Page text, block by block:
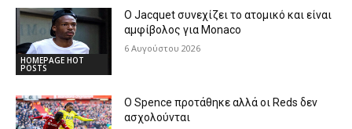
HOMEPAGE HOT
POSTS
Ο Jacquet συνεχίζει το ατομικό και είναι
αμφίβολος για Monaco
6 Αυγούστου 2026
Ο Spence προτάθηκε αλλά οι Reds δεν
ασχολούνται